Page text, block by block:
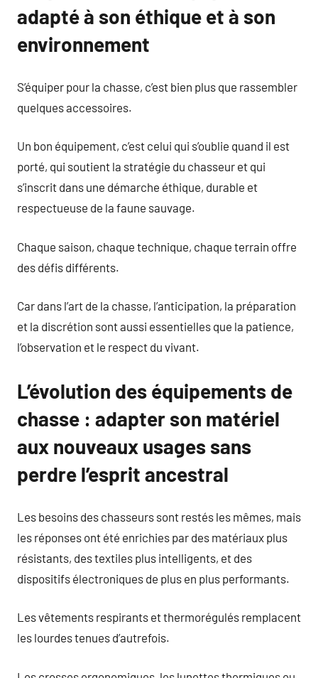
adapté à son éthique et à son
environnement
S’équiper pour la chasse, c’est bien plus que rassembler
quelques accessoires.
Un bon équipement, c’est celui qui s’oublie quand il est
porté, qui soutient la stratégie du chasseur et qui
s’inscrit dans une démarche éthique, durable et
respectueuse de la faune sauvage.
Chaque saison, chaque technique, chaque terrain offre
des défis différents.
Car dans l’art de la chasse, l’anticipation, la préparation
et la discrétion sont aussi essentielles que la patience,
l’observation et le respect du vivant.
L’évolution des équipements de
chasse : adapter son matériel
aux nouveaux usages sans
perdre l’esprit ancestral
Les besoins des chasseurs sont restés les mêmes, mais
les réponses ont été enrichies par des matériaux plus
résistants, des textiles plus intelligents, et des
dispositifs électroniques de plus en plus performants.
Les vêtements respirants et thermorégulés remplacent
les lourdes tenues d’autrefois.